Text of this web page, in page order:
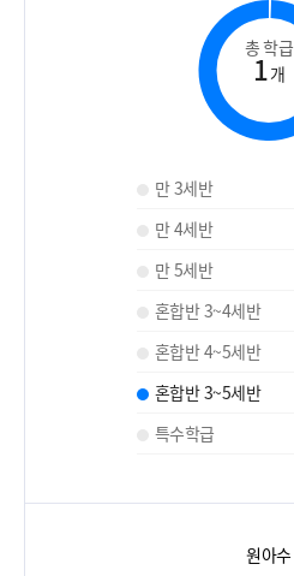
총 학급
1개
만 3세반
만 4세반
만 5세반
혼합반 3~4세반
혼합반 4~5세반
혼합반 3~5세반
특수학급
원아수